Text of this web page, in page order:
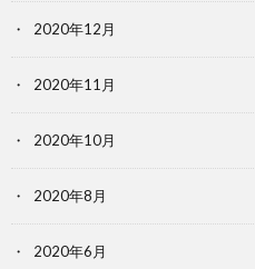
2020年12月
2020年11月
2020年10月
2020年8月
2020年6月